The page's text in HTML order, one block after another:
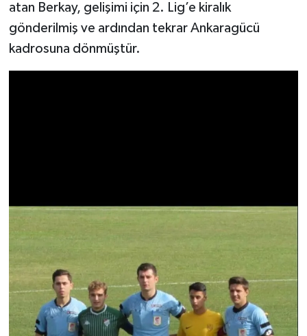
atan Berkay, gelişimi için 2. Lig’e kiralık
gönderilmiş ve ardından tekrar Ankaragücü
kadrosuna dönmüştür.